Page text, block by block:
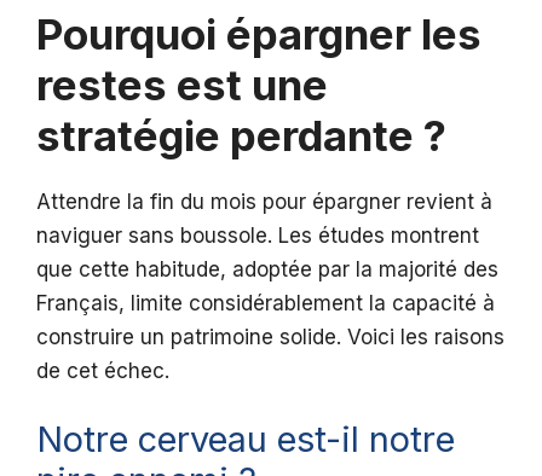
Pourquoi épargner les
restes est une
stratégie perdante ?
Attendre la fin du mois pour épargner revient à
naviguer sans boussole. Les études montrent
que cette habitude, adoptée par la majorité des
Français, limite considérablement la capacité à
construire un patrimoine solide. Voici les raisons
de cet échec.
Notre cerveau est-il notre